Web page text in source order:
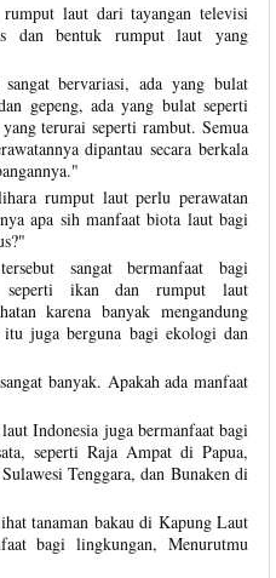
laut dari tayangan televisi
dan bentuk rumput laut yang
bervariasi, ada yang bulat
gepeng, ada yang bulat seperti
terurai seperti rambut. Semua
dipantau secara berkala
rumput laut perlu perawatan
apa sih manfaat biota laut bagi
sangat bermanfaat bagi
seperti ikan dan rumput laut
karena banyak mengandung
juga berguna bagi ekologi dan
banyak. Apakah ada manfaat
Indonesia juga bermanfaat bagi
seperti Raja Ampat di Papua,
Tenggara, dan Bunaken di
tanaman bakau di Kapung Laut
bagi lingkungan, Menurutmu